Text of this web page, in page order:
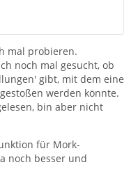
mal probieren.
noch mal gesucht, ob
gibt, mit dem eine
werden könnte.
bin aber nicht
für Mork-
noch besser und